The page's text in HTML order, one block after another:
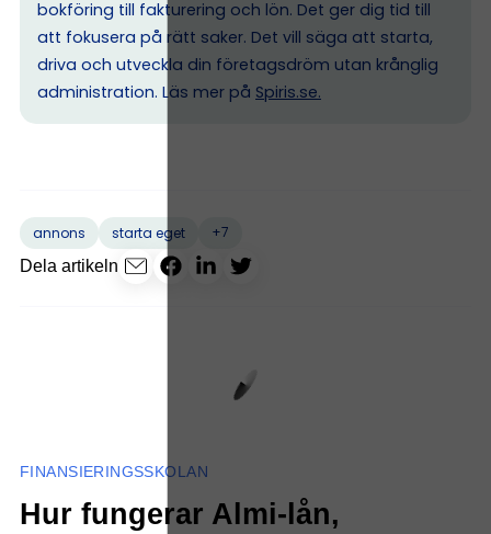
bokföring till fakturering och lön. Det ger dig tid till
att fokusera på rätt saker. Det vill säga att starta,
driva och utveckla din företagsdröm utan krånglig
administration. Läs mer på Spiris.se.
annons starta eget
+7
Dela artikeln
FINANSIERINGSSKOLAN
Hur fungerar Almi-lån,